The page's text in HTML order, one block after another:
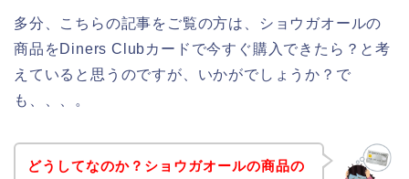
多分、こちらの記事をご覧の方は、ショウガオールの
商品をDiners Clubカードで今すぐ購入できたら？と考
えていると思うのですが、いかがでしょうか？で
も、、、。
どうしてなのか？ショウガオールの商品の